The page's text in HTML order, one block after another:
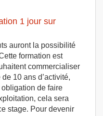
1 jour sur
auront la possibilité
formation est
commercialiser
10 ans d’activité,
de faire
cela sera
stage. Pour devenir